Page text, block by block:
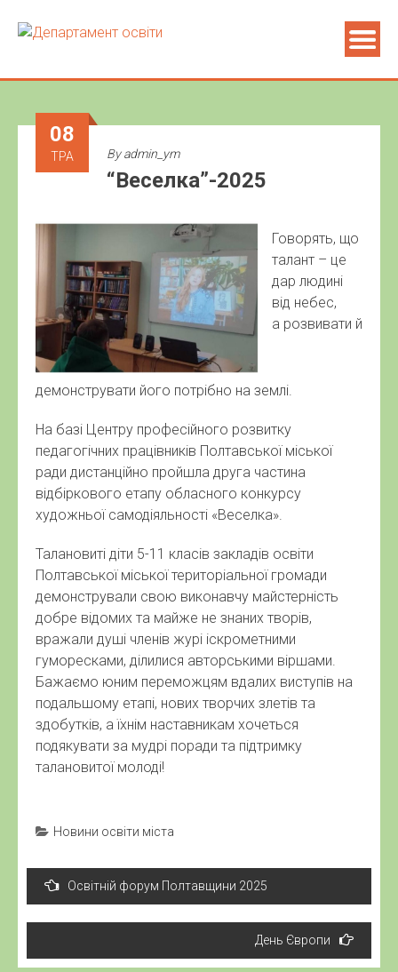
08
ТРА Byadmin_ym
“Веселка”-2025
Говорять, що
талант – це
дар людині
від небес,
а розвивати й
демонструвати його потрібно на землі.
На базі Центру професійного розвитку
педагогічних працівників Полтавської міської
ради дистанційно пройшла друга частина
відбіркового етапу обласного конкурсу
художньої самодіяльності «Веселка».
Талановиті діти 5-11 класів закладів освіти
Полтавської міської територіальної громади
демонстрували свою виконавчу майстерність
добре відомих та майже не знаних творів,
вражали душі членів журі іскрометними
гуморесками, ділилися авторськими віршами.
Бажаємо юним переможцям вдалих виступів на
подальшому етапі, нових творчих злетів та
здобутків, а їхнім наставникам хочеться
подякувати за мудрі поради та підтримку
талановитої молоді!
Новини освіти міста
Навігація
записів
Освітній форум Полтавщини 2025
День Європи